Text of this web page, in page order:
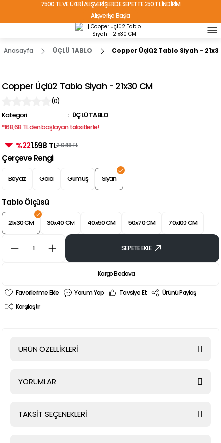
7500 TL VE ÜZERİ ALIŞVERİŞLERDE SEPETTE 250 TL İNDİRİM
Alışverişe Başla
TÜRKİYE'NİN HER YERİNE ÜCRETSİZ KARGO!
Anasayfa ÜÇLÜ TABLO Copper Üçlü2 Tablo Siyah -
Copper Üçlü2 Tablo Siyah - 21x30 CM
(0)
Kategori
ÜÇLÜ TABLO
*168,68 TL den başlayan taksitlerle!
%221.598 TL2.048 TL
Çerçeve Rengi
Beyaz Gold Gümüş Siyah
Tablo Ölçüsü
21x30 CM 30x40 CM 40x50 CM 50x70 CM 70x100 CM
SEPETE EKLE
Kargo Bedava
Yorum Yap Tavsiye Et
Ürünü Paylaş
Karşılaştır
ÜRÜN ÖZELLİKLERİ
YORUMLAR
TAKSİT SEÇENEKLERİ